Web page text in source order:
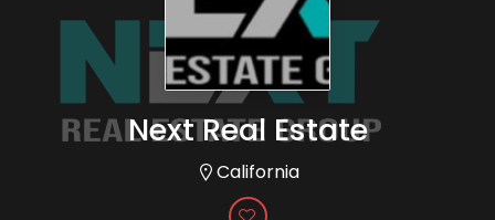
Next Real Estate
California